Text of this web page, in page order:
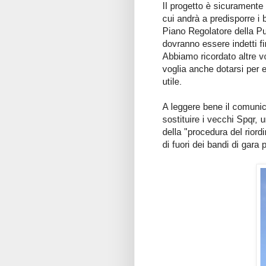
Il progetto è
cui andrà a predisporre i
Piano Regolatore della
dovranno essere indetti
Abbiamo ricordato altre
voglia anche dotarsi per
utile.
A leggere bene il
sostituire i vecchi Spqr,
della "procedura del
di fuori dei bandi di gara